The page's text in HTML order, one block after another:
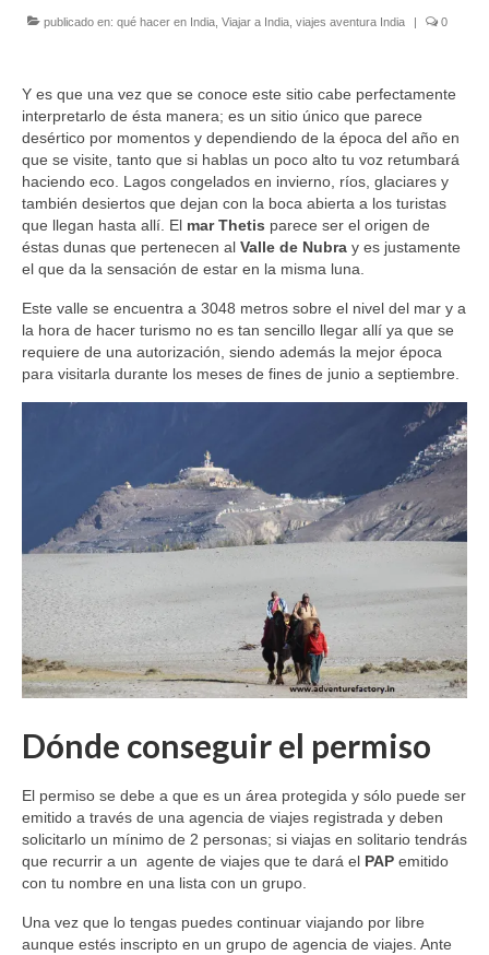
DESTINOS
CONTACTO
publicado en: qué hacer en India Viajar a India viajes aventura India | 0
Y es que una vez que se conoce este sitio cabe perfectamente
interpretarlo de ésta manera; es un sitio único que parece
desértico por momentos y dependiendo de la época del año en
que se visite, tanto que si hablas un poco alto tu voz retumbará
haciendo eco. Lagos congelados en invierno, ríos, glaciares y
también desiertos que dejan con la boca abierta a los turistas
que llegan hasta allí. El mar Thetis parece ser el origen de
éstas dunas que pertenecen al Valle de Nubra y es justamente
el que da la sensación de estar en la misma luna.
Este valle se encuentra a 3048 metros sobre el nivel del mar y a
la hora de hacer turismo no es tan sencillo llegar allí ya que se
requiere de una autorización, siendo además la mejor época
para visitarla durante los meses de fines de junio a septiembre.
Dónde conseguir el permiso
El permiso se debe a que es un área protegida y sólo puede ser
emitido a través de una agencia de viajes registrada y deben
solicitarlo un mínimo de 2 personas; si viajas en solitario tendrás
que recurrir a un agente de viajes que te dará el PAP emitido
con tu nombre en una lista con un grupo.
Una vez que lo tengas puedes continuar viajando por libre
aunque estés inscripto en un grupo de agencia de viajes. Ante